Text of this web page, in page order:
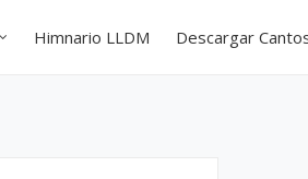
Himnario LLDM Descargar